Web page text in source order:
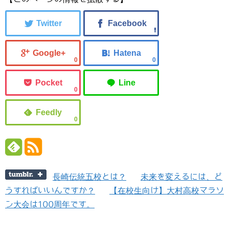
0 0
0
0
長崎伝統五校とは？
未来を変えるには、ど
うすればいいんですか？
【在校生向け】大村高校マラソ
ン大会は100周年です。